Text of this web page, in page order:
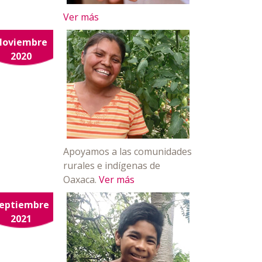
Ver más
2020
Apoyamos a las comunidades
rurales e indígenas de
Oaxaca. Ver más
2021